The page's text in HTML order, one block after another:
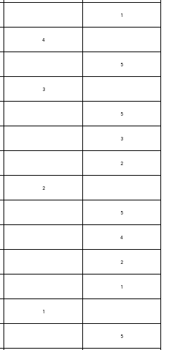
1
4
5
3
5
3
2
2
5
4
2
1
1
5